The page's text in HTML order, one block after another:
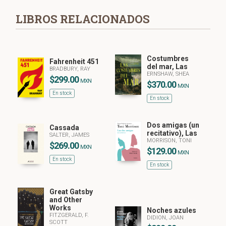
LIBROS RELACIONADOS
Fahrenheit 451
BRADBURY, RAY
$299.00 MXN
En stock
Costumbres
del mar, Las
ERNSHAW, SHEA
$370.00 MXN
En stock
Cassada
SALTER, JAMES
$269.00 MXN
En stock
Dos amigas (un
recitativo), Las
MORRISON, TONI
$129.00 MXN
En stock
Great Gatsby
and Other
Works
FITZGERALD, F.
SCOTT
Noches azules
DIDION, JOAN